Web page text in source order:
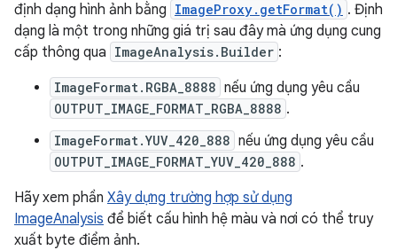
định dạng hình ảnh bằng ImageProxy.getFormat() . Định
dạng là một trong những giá trị sau đây mà ứng dụng cung
cấp thông qua ImageAnalysis.Builder :
ImageFormat.RGBA_8888 nếu ứng dụng yêu cầu
OUTPUT_IMAGE_FORMAT_RGBA_8888 .
ImageFormat.YUV_420_888 nếu ứng dụng yêu cầu
OUTPUT_IMAGE_FORMAT_YUV_420_888 .
Hãy xem phần Xây dựng trường hợp sử dụng
ImageAnalysis để biết cấu hình hệ màu và nơi có thể truy
xuất byte điểm ảnh.